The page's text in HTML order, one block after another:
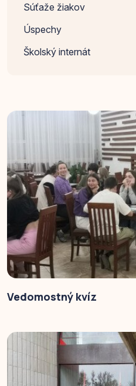
Súťaže žiakov
Úspechy
Školský internát
Vedomostný kvíz